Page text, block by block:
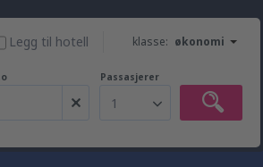
klasse: økonomi
Legg til hotell
Passasjerer
1